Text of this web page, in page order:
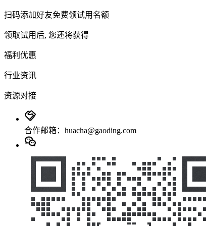
扫码添加好友免费领试用名额
领取试用后, 您还将获得
福利优惠
行业资讯
资源对接
合作邮箱：huacha@gaoding.com